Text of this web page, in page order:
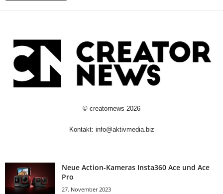
© creatornews 2026
Kontakt: info@aktivmedia.biz
Neue Action-Kameras Insta360 Ace und Ace
Pro
27. November 2023